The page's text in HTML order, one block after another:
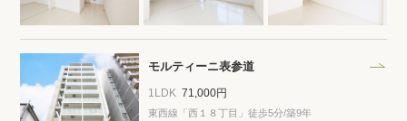
モルティーニ表参道
1LDK 71,000円
東西線「西１８丁目」徒歩5分/築9年